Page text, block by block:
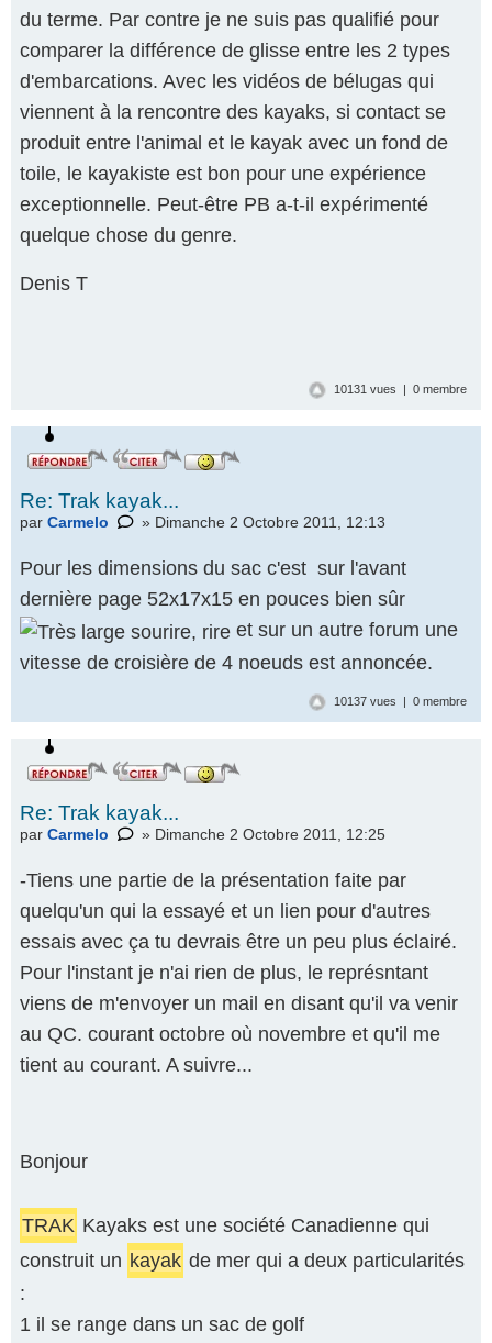
du terme. Par contre je ne suis pas qualifié pour
comparer la différence de glisse entre les 2 types
d'embarcations. Avec les vidéos de bélugas qui
viennent à la rencontre des kayaks, si contact se
produit entre l'animal et le kayak avec un fond de
toile, le kayakiste est bon pour une expérience
exceptionnelle. Peut-être PB a-t-il expérimenté
quelque chose du genre.
Denis T
10131 vues | 0 membre
Re: Trak kayak...
par Carmelo » Dimanche 2 Octobre 2011, 12:13
Pour les dimensions du sac c'est sur l'avant
dernière page 52x17x15 en pouces bien sûr
et sur un autre forum une
vitesse de croisière de 4 noeuds est annoncée.
10137 vues | 0 membre
Re: Trak kayak...
par Carmelo » Dimanche 2 Octobre 2011, 12:25
-Tiens une partie de la présentation faite par
quelqu'un qui la essayé et un lien pour d'autres
essais avec ça tu devrais être un peu plus éclairé.
Pour l'instant je n'ai rien de plus, le représntant
viens de m'envoyer un mail en disant qu'il va venir
au QC. courant octobre où novembre et qu'il me
tient au courant. A suivre...
Bonjour
TRAK Kayaks est une société Canadienne qui
construit un kayak de mer qui a deux particularités
:
1 il se range dans un sac de golf